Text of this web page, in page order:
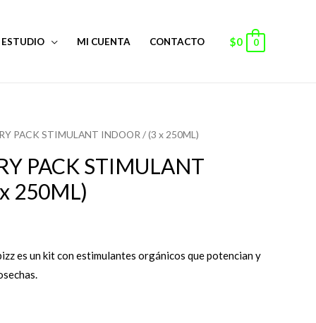
ESTUDIO MI CUENTA CONTACTO $0 0
PACK STIMULANT INDOOR / (3 x 250ML)
PACK STIMULANT
250ML)
es un kit con estimulantes orgánicos que potencian y